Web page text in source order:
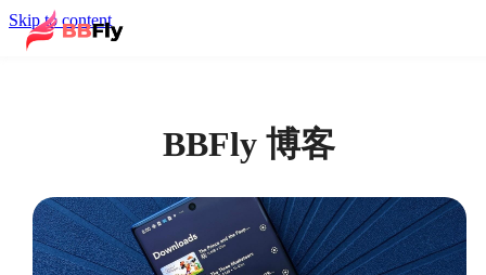
Skip to content
BBFly 博客